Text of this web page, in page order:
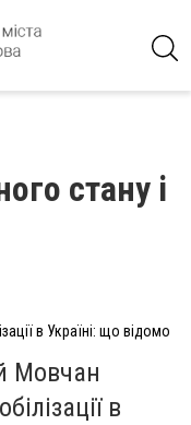
стану і
в Україні: що відомо
Мовчан
в